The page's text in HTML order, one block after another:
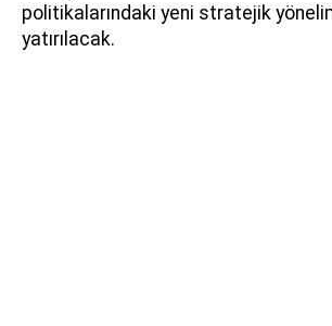
politikalarındaki yeni stratejik
yatırılacak.